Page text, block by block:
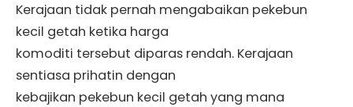
Kerajaan tidak pernah mengabaikan pekebun
kecil getah ketika harga
komoditi tersebut diparas rendah. Kerajaan
sentiasa prihatin dengan
kebajikan pekebun kecil getah yang mana